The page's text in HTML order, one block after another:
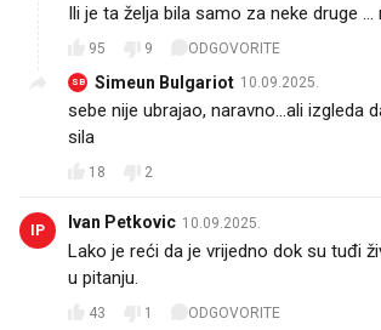
Ili je ta želja bila samo za neke druge ...
95 9 ODGOVORITE
SB Simeun Bulgariot 10.09.2025.
sebe nije ubrajao, naravno...ali izgleda
sila
18 2
IP Ivan Petkovic 10.09.2025.
Lako je reći da je vrijedno dok su tuđi
u pitanju.
43 1 ODGOVORITE